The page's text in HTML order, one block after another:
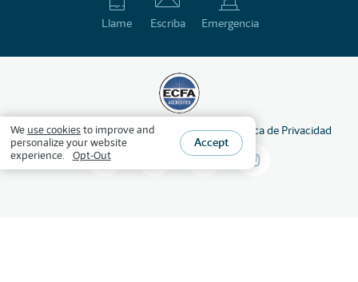
Llame Escriba Emergencia
©2026HSLDA Derechos reservados Política de Privacidad
We use cookiesto improve and
personalize your website
experience.
Opt-Out
Accept